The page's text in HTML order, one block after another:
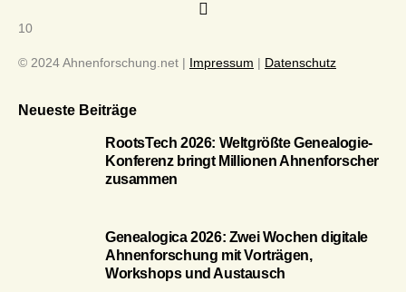
10
© 2024 Ahnenforschung.net | Impressum | Datenschutz
Neueste Beiträge
RootsTech 2026: Weltgrößte Genealogie-
Konferenz bringt Millionen Ahnenforscher
zusammen
Genealogica 2026: Zwei Wochen digitale
Ahnenforschung mit Vorträgen,
Workshops und Austausch